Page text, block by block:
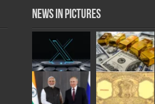
News in Pictures